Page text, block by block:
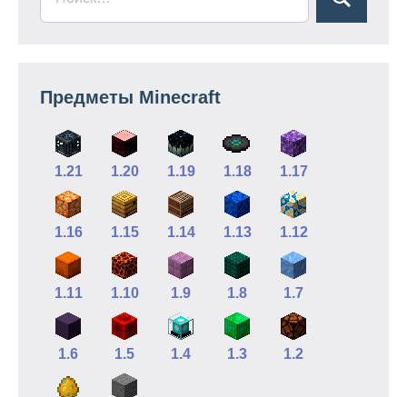
Предметы Minecraft
1.21 1.20 1.19 1.18 1.17
1.16 1.15 1.14 1.13 1.12
1.11 1.10 1.9 1.8 1.7
1.6 1.5 1.4 1.3 1.2